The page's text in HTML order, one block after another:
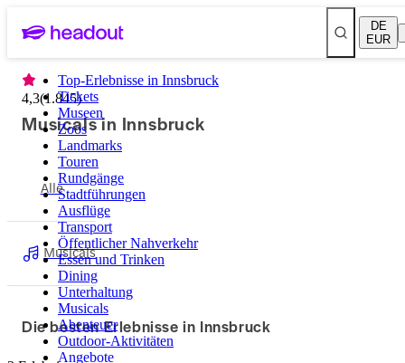
DE
EUR
Top-Erlebnisse in Innsbruck
Tickets
Museen
Zoos
Landmarks
Touren
Rundgänge
Stadtführungen
Ausflüge
Transport
Öffentlicher Nahverkehr
Essen und Trinken
Dining
Unterhaltung
Musicals
Abenteuer
Outdoor-Aktivitäten
Angebote
4,3(1.845)
Musicals in Innsbruck
Alle
Musicals
Die besten Erlebnisse in Innsbruck